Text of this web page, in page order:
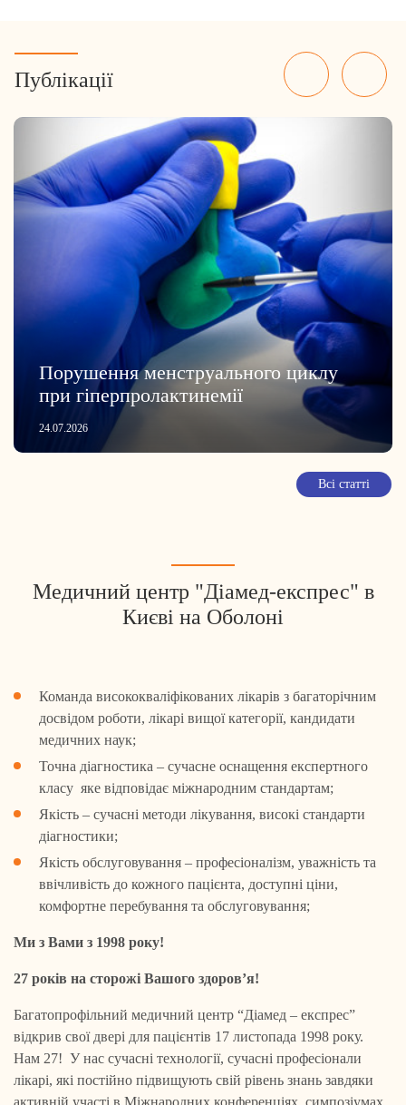
Публікації
Порушення менструального циклу
при гіперпролактинемії
24.07.2026
Всі статті
Медичний центр "Діамед-експрес" в
Києві на Оболоні
Команда висококваліфікованих лікарів з багаторічним
досвідом роботи, лікарі вищої категорії, кандидати
медичних наук;
Точна діагностика – сучасне оснащення експертного
класу яке відповідає міжнародним стандартам;
Якість – сучасні методи лікування, високі стандарти
діагностики;
Якість обслуговування – професіоналізм, уважність та
ввічливість до кожного пацієнта, доступні ціни,
комфортне перебування та обслуговування;
Ми з Вами з 1998 року!
27 років на сторожі Вашого здоров’я!
Багатопрофільний медичний центр “Діамед – експрес”
відкрив свої двері для пацієнтів 17 листопада 1998 року.
Нам 27! У нас сучасні технології, сучасні професіонали
лікарі, які постійно підвищують свій рівень знань завдяки
активній участі в Міжнародних конференціях, симпозіумах,